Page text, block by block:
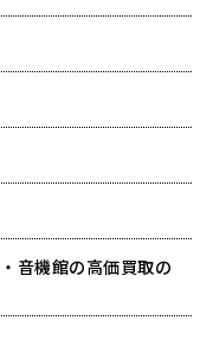
音機館の高価買取の